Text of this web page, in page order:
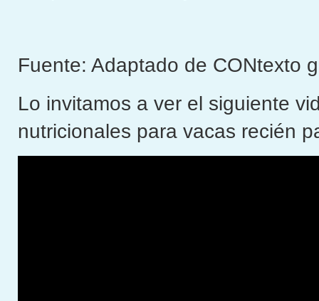
Fuente: Adaptado de CONtexto
Lo invitamos a ver el siguiente
nutricionales para vacas recién